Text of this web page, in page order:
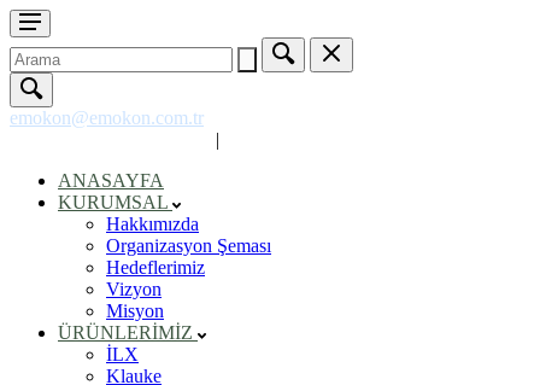
emokon@emokon.com.tr
|
ANASAYFA
KURUMSAL
Hakkımızda
Organizasyon Şeması
Hedeflerimiz
Vizyon
Misyon
ÜRÜNLERİMİZ
İLX
Klauke